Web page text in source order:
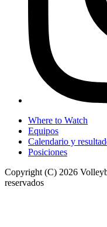
Where to Watch
Equipos
Calendario y
Posiciones
Copyright (C) 2026
reservados